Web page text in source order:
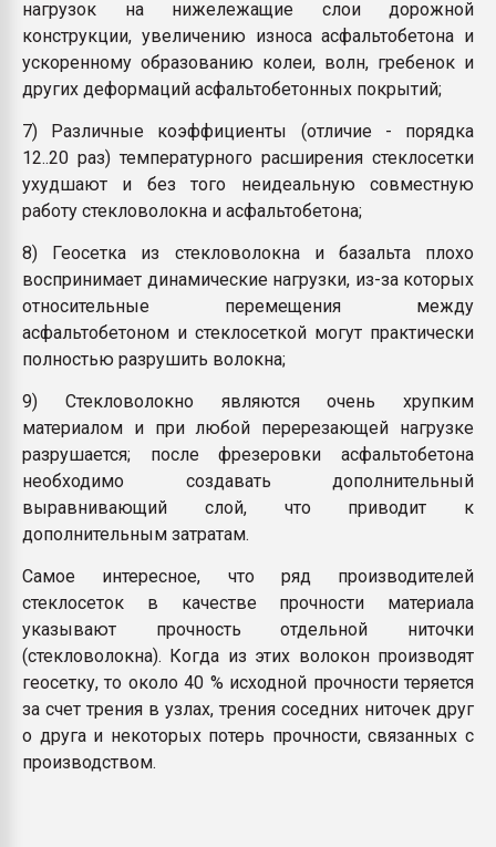
нагрузок на нижележащие слои дорожной
конструкции, увеличению износа асфальтобетона и
ускоренному образованию колеи, волн, гребенок и
других деформаций асфальтобетонных покрытий;
7) Различные коэффициенты (отличие - порядка
12..20 раз) температурного расширения стеклосетки
ухудшают и без того неидеальную совместную
работу стекловолокна и асфальтобетона;
8) Геосетка из стекловолокна и базальта плохо
воспринимает динамические нагрузки, из-за которых
относительные перемещения между
асфальтобетоном и стеклосеткой могут практически
полностью разрушить волокна;
9) Стекловолокно являются очень хрупким
материалом и при любой перерезающей нагрузке
разрушается; после фрезеровки асфальтобетона
необходимо создавать дополнительный
выравнивающий слой, что приводит к
дополнительным затратам.
Самое интересное, что ряд производителей
стеклосеток в качестве прочности материала
указывают прочность отдельной ниточки
(стекловолокна). Когда из этих волокон производят
геосетку, то около 40 % исходной прочности теряется
за счет трения в узлах, трения соседних ниточек друг
о друга и некоторых потерь прочности, связанных с
производством.